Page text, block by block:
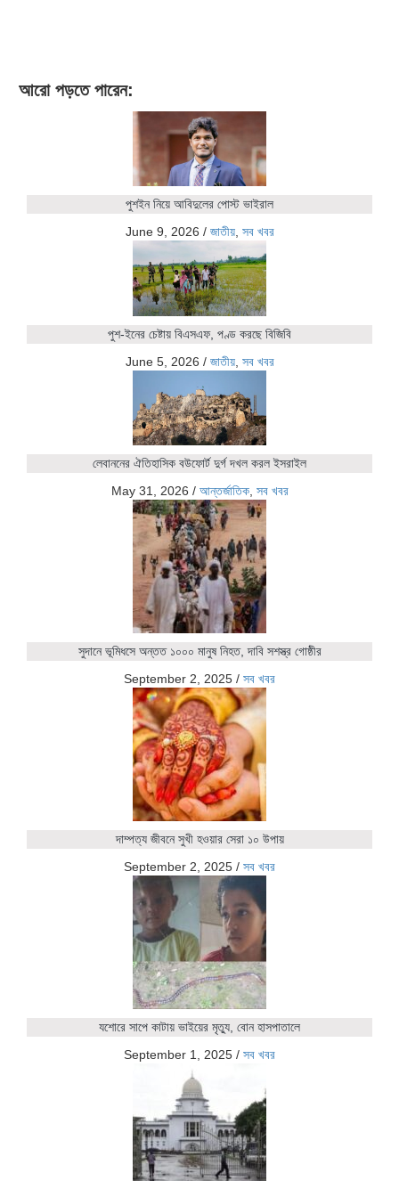
আরো পড়তে পারেন:
পুশইন নিয়ে আবিদুলের পোস্ট ভাইরাল
June 9, 2026 / জাতীয়, সব খবর
পুশ-ইনের চেষ্টায় বিএসএফ, পণ্ড করছে বিজিবি
June 5, 2026 / জাতীয়, সব খবর
লেবাননের ঐতিহাসিক বউফোর্ট দুর্গ দখল করল ইসরাইল
May 31, 2026 / আন্তর্জাতিক, সব খবর
সুদানে ভূমিধসে অন্তত ১০০০ মানুষ নিহত, দাবি সশস্ত্র গোষ্ঠীর
September 2, 2025 / সব খবর
দাম্পত্য জীবনে সুখী হওয়ার সেরা ১০ উপায়
September 2, 2025 / সব খবর
যশোরে সাপে কাটায় ভাইয়ের মৃত্যু, বোন হাসপাতালে
September 1, 2025 / সব খবর